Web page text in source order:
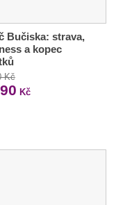
Bučiska: strava,
a kopec
Kč
Kč